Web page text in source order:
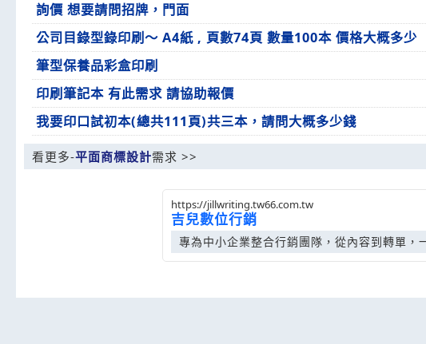
詢價 想要請問招牌，門面
公司目錄型錄印刷～ A4紙 , 頁數74頁 數量100本 價格大概多少
筆型保養品彩盒印刷
印刷筆記本 有此需求 請協助報價
我要印口試初本(總共111頁)共三本，請問大概多少錢
看更多-平面商標設計需求 >>
https://jillwriting.tw66.com.tw
吉兒數位行銷
專為中小企業整合行銷團隊，從內容到轉單，